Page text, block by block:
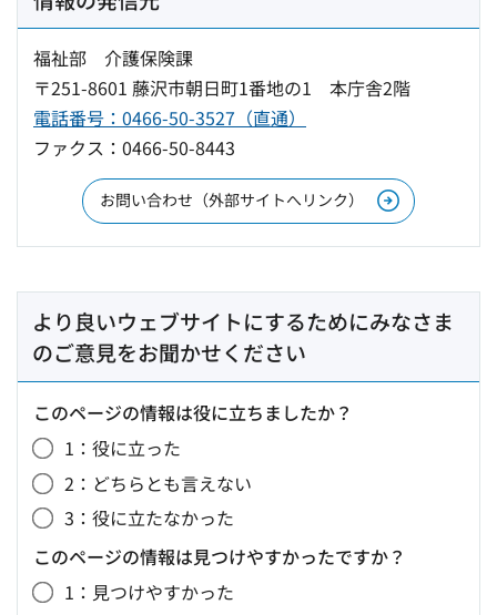
福祉部 介護保険課
〒251-8601 藤沢市朝日町1番地の1 本庁舎2階
電話番号：0466-50-3527（直通）
ファクス：0466-50-8443
お問い合わせ（外部サイトへリンク）
より良いウェブサイトにするためにみなさま
のご意見をお聞かせください
このページの情報は役に立ちましたか？
1：役に立った
2：どちらとも言えない
3：役に立たなかった
このページの情報は見つけやすかったですか？
1：見つけやすかった